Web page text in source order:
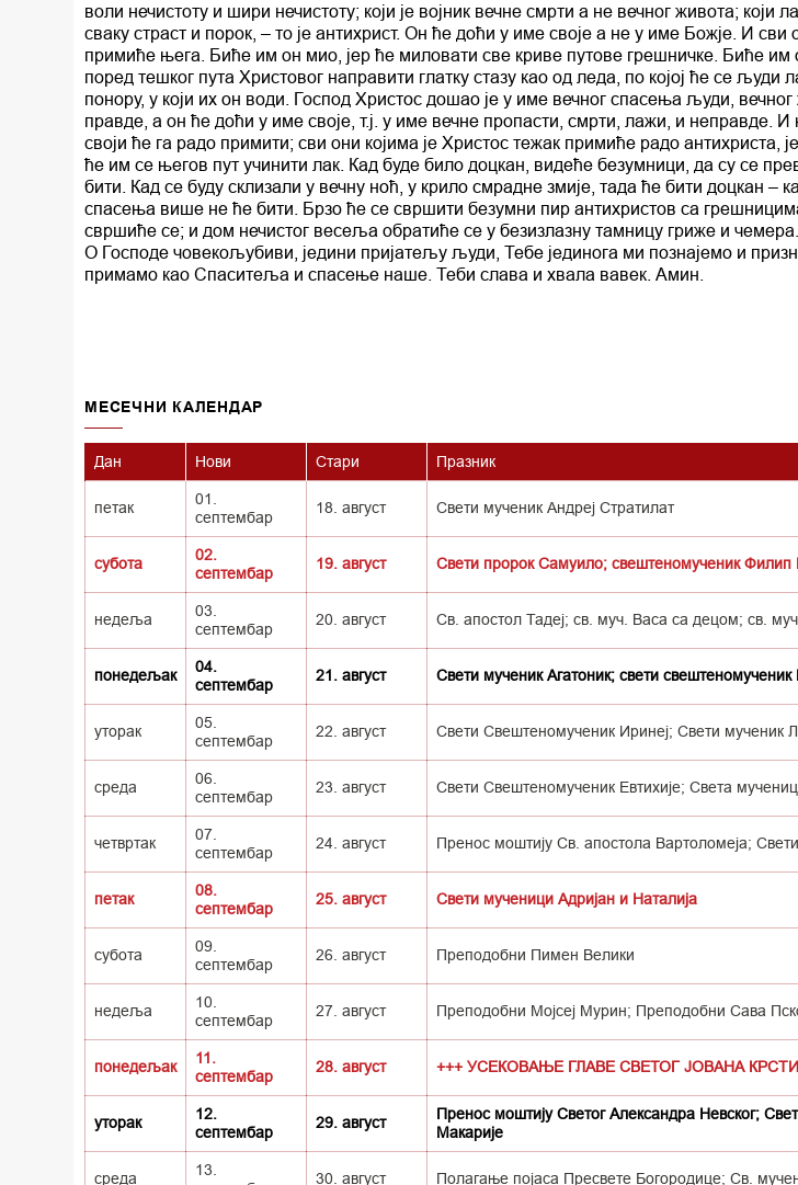
воли нечистоту и шири нечистоту; који је војник вечне смрти а не вечног живота; који
сваку страст и порок, – то је антихрист. Он ће доћи у име своје а не у име Божје. И сви
примиће њега. Биће им он мио, јер ће миловати све криве путове грешничке. Биће им
поред тешког пута Христовог направити глатку стазу као од леда, по којој ће се људи
понору, у који их он води. Господ Христос дошао је у име вечног спасења људи,
правде, а он ће доћи у име своје, т.ј. у име вечне пропасти, смрти, лажи, и неправде. И
своји ће га радо примити; сви они којима је Христос тежак примиће радо антихриста,
ће им се његов пут учинити лак. Кад буде било доцкан, видеће безумници, да су се
бити. Кад се буду склизали у вечну ноћ, у крило смрадне змије, тада ће бити доцкан –
спасења више не ће бити. Брзо ће се свршити безумни пир антихристов са
свршиће се; и дом нечистог весеља обратиће се у безизлазну тамницу гриже и
О Господе човекољубиви, једини пријатељу људи, Тебе јединога ми познајемо и
примамо као Спаситеља и спасење наше. Теби слава и хвала вавек. Амин.
MECEЧНИ КАЛЕНДАР
Дан Нови Стари Празник
петак
01.
септембар
18. август Свети мученик Андреј Стратилат
субота
02.
септембар
19. август Свети пророк Самуило; свештеномученик Филип
недеља
03.
септембар
20. август Св. апостол Тадеј; св. муч. Васа са децом; св.
понедељак
04.
септембар
21. август Свети мученик Агатоник; свети
уторак
05.
септембар
22. август Свети Свештеномученик Иринеј; Свети мученик
среда
06.
септембар
23. август Свети Свештеномученик Евтихије; Света
четвртак
07.
септембар
24. август Пренос моштију Св. апостола Вартоломеја;
петак
08.
септембар
25. август Свети мученици Адријан и Наталија
субота
09.
септембар
26. август Преподобни Пимен Велики
недеља
10.
септембар
27. август Преподобни Мојсеј Мурин; Преподобни Сава
понедељак
11.
септембар
28. август +++ УСЕКОВАЊЕ ГЛАВЕ СВЕТОГ ЈОВАНА
уторак
12.
септембар
29. август
Пренос моштију Светог Александра Невског;
Макарије
среда
13.
30. август Полагање појаса Пресвете Богородице; Св.